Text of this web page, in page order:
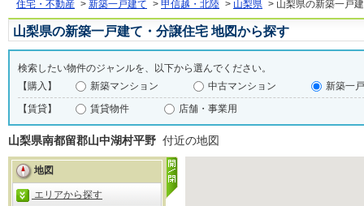
住宅・不動産 > 新築一戸建て > 甲信越・北陸 > 山梨県 > 山梨県の新築一戸
山梨県の新築一戸建て・分譲住宅 地図から探す
検索したい物件のジャンルを、以下から選んでください。
【購入】
新築マンション 中古マンション
新築一
【賃貸】
賃貸物件 店舗・事業用
山梨県南都留郡山中湖村平野 付近の地図
地図
エリアから探す